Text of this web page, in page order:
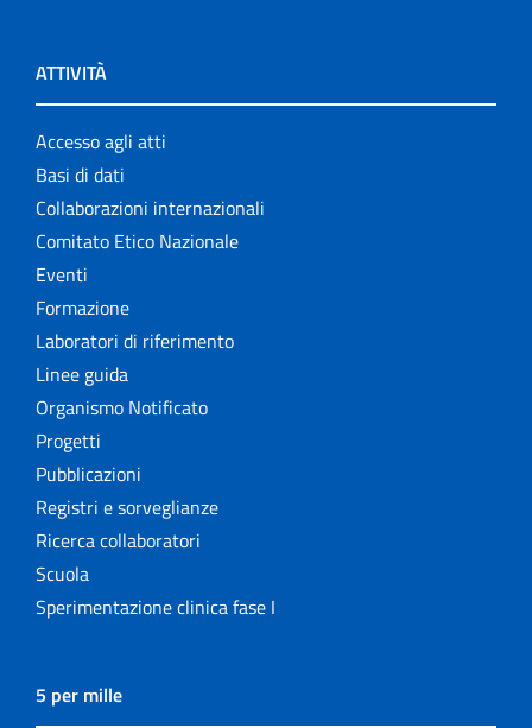
ATTIVITÀ
Accesso agli atti
Basi di dati
Collaborazioni internazionali
Comitato Etico Nazionale
Eventi
Formazione
Laboratori di riferimento
Linee guida
Organismo Notificato
Progetti
Pubblicazioni
Registri e sorveglianze
Ricerca collaboratori
Scuola
Sperimentazione clinica fase I
5 per mille